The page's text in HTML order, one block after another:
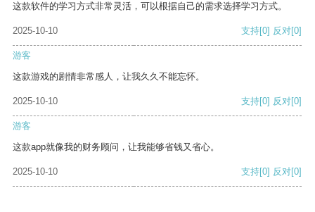
这款软件的学习方式非常灵活，可以根据自己的需求选择学习方式。
2025-10-10 支持[0] 反对[0]
游客
这款游戏的剧情非常感人，让我久久不能忘怀。
2025-10-10 支持[0] 反对[0]
游客
这款app就像我的财务顾问，让我能够省钱又省心。
2025-10-10 支持[0] 反对[0]